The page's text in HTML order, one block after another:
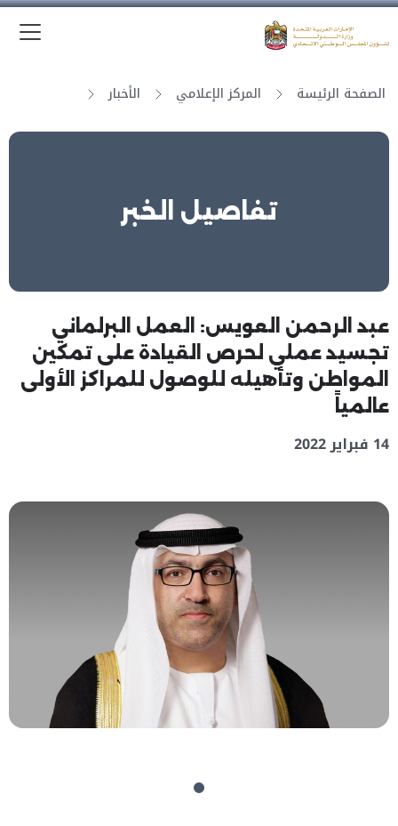
الصفحة الرئيسة المركز الإعلامي الأخبار
تفاصيل الخبر
عبد الرحمن العويس: العمل البرلماني
تجسيد عملي لحرص القيادة على تمكين
المواطن وتأهيله للوصول للمراكز الأولى
عالمياً
14 فبراير 2022